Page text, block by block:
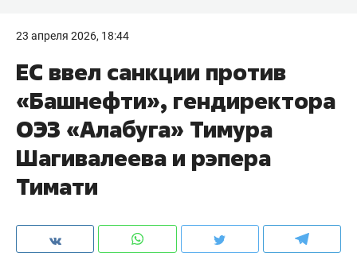
23 апреля 2026, 18:44
ЕС ввел санкции против
«Башнефти», гендиректора
ОЭЗ «Алабуга» Тимура
Шагивалеева и рэпера
Тимати